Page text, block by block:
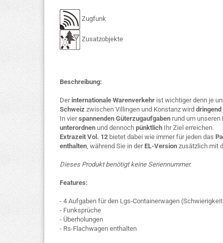
Zugfunk
Zusatzobjekte
Beschreibung:
Derinternationale Warenverkehr ist wichtiger denn je
Schweiz zwischen Villingen und Konstanz wird
In vierspannenden Güterzugaufgaben rund um unseren
unterordnen und dennoch pünktlich Ihr Ziel erreichen.
Extrazeit Vol. 12 bietet dabei wie immer für jeden das
enthalten, während Sie in derEL-Version zusätzlich mit
Dieses Produkt benötigt keine Seriennummer.
Features:
- 4 Aufgaben für den Lgs-Containerwagen
- Funksprüche
- Überholungen
- Rs-Flachwagen enthalten